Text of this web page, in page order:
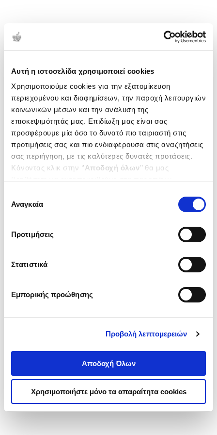
Αυτή η ιστοσελίδα χρησιμοποιεί cookies
Χρησιμοποιούμε cookies για την εξατομίκευση
περιεχομένου και διαφημίσεων, την παροχή λειτουργιών
κοινωνικών μέσων και την ανάλυση της
επισκεψιμότητάς μας. Επιδίωξη μας είναι σας
προσφέρουμε μία όσο το δυνατό πιο ταιριαστή στις
προτιμήσεις σας και πιο ενδιαφέρουσα στις αναζητήσεις
σας περιήγηση, με τις καλύτερες δυνατές προτάσεις.
Κάνοντας κλικ στην ‘’Αποδοχή όλων’’ θα μας
ενδιαφέρουν και να επιλέξετε από τα παρακάτω με την
΄΄και να ενημερωθείτε σχετικά με
συγκατάθεσης
Αναγκαία
Προτιμήσεις
Στατιστικά
Εμπορικής προώθησης
Προβολή λεπτομερειών
Αποδοχή Όλων
Χρησιμοποιήστε μόνο τα απαραίτητα cookies